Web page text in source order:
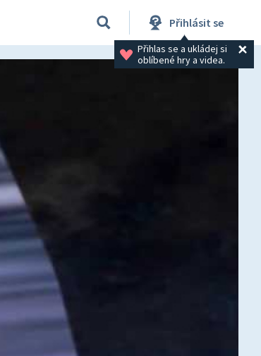
Přihlásit se
Přihlas se a ukládej si
oblíbené hry a videa.